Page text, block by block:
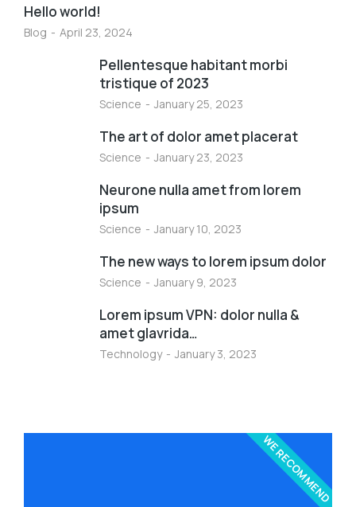
Hello world!
Blog April 23, 2024
Pellentesque habitant morbi
tristique of 2023
Science January 25, 2023
The art of dolor amet placerat
Science January 23, 2023
Neurone nulla amet from lorem
ipsum
Science January 10, 2023
The new ways to lorem ipsum dolor
Science January 9, 2023
Lorem ipsum VPN: dolor nulla &
amet glavrida…
Technology January 3, 2023
WE RECOMMEND